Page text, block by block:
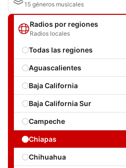
15 géneros musicales
Radios por regiones
Radios locales
Todas las regiones
Aguascalientes
Baja California
Baja California Sur
Campeche
Chiapas
Chihuahua